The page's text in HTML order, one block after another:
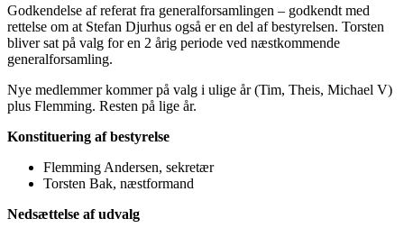
Godkendelse af referat fra generalforsamlingen – godkendt med
rettelse om at Stefan Djurhus også er en del af bestyrelsen. Torsten
bliver sat på valg for en 2 årig periode ved næstkommende
generalforsamling.
Nye medlemmer kommer på valg i ulige år (Tim, Theis, Michael V)
plus Flemming. Resten på lige år.
Konstituering af bestyrelse
Flemming Andersen, sekretær
Torsten Bak, næstformand
Nedsættelse af udvalg